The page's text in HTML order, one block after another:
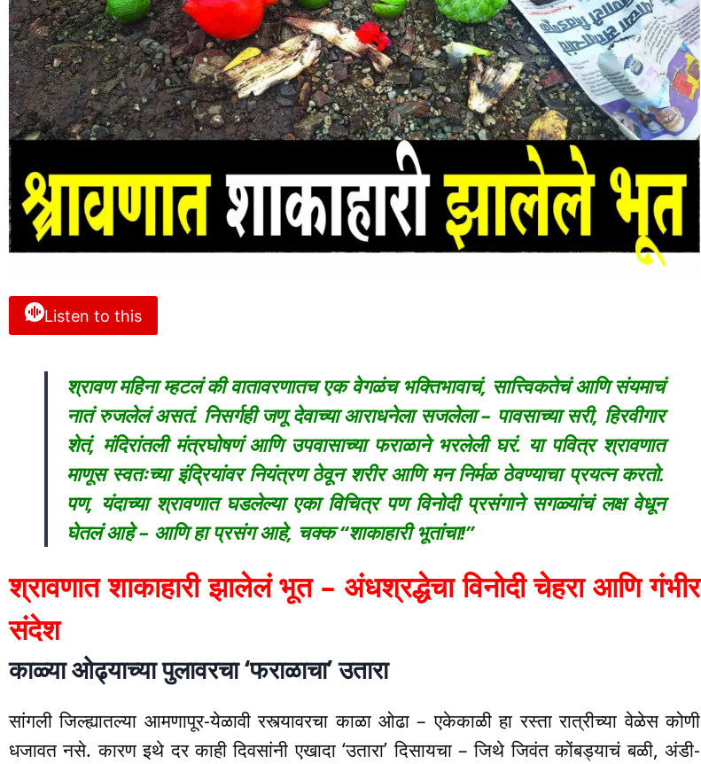
Listen to this
श्रावण महिना म्हटलं की वातावरणातच एक वेगळंच भक्तिभावाचं, सात्त्विकतेचं आणि संयमाचं
नातं रुजलेलं असतं. निसर्गही जणू देवाच्या आराधनेला सजलेला – पावसाच्या सरी, हिरवीगार
शेतं, मंदिरांतली मंत्रघोषणं आणि उपवासाच्या फराळाने भरलेली घरं. या पवित्र श्रावणात
माणूस स्वतःच्या इंद्रियांवर नियंत्रण ठेवून शरीर आणि मन निर्मळ ठेवण्याचा प्रयत्न करतो.
पण, यंदाच्या श्रावणात घडलेल्या एका विचित्र पण विनोदी प्रसंगाने सगळ्यांचं लक्ष वेधून
घेतलं आहे – आणि हा प्रसंग आहे, चक्क “शाकाहारी भूतांचा!”
श्रावणात शाकाहारी झालेलं भूत – अंधश्रद्धेचा विनोदी चेहरा आणि गंभीर
संदेश
काळ्या ओढ्याच्या पुलावरचा ‘फराळाचा’ उतारा
सांगली जिल्ह्यातल्या आमणापूर-येळावी रस्त्यावरचा काळा ओढा – एकेकाळी हा रस्ता रात्रीच्या वेळेस कोणी
धजावत नसे. कारण इथे दर काही दिवसांनी एखादा ‘उतारा’ दिसायचा – जिथे जिवंत कोंबड्याचं बळी, अंडी-